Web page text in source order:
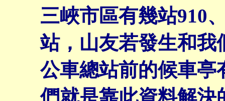
三峽市區有幾站910
站，山友若發生和我
公車總站前的候車亭